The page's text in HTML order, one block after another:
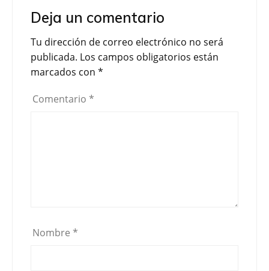
Deja un comentario
Tu dirección de correo electrónico no será
publicada. Los campos obligatorios están
marcados con *
Comentario *
Nombre *